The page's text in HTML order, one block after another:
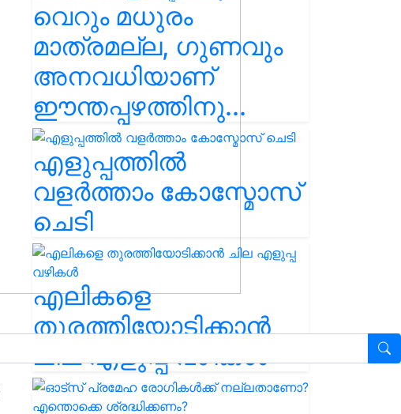
വെറും മധുരം
മാത്രമല്ല, ഗുണവും
അനവധിയാണ്
ഈന്തപ്പഴത്തിനു...
എളുപ്പത്തിൽ
വളർത്താം കോസ്മോസ്
ചെടി
എലികളെ
തുരത്തിയോടിക്കാൻ
ചില എളുപ്പ വഴികൾ